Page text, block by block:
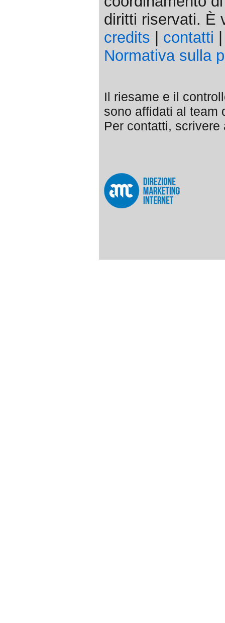
diritti riservati. È
credits
contatti
Normativa sulla
Il riesame e il
sono affidati al team
Per contatti,